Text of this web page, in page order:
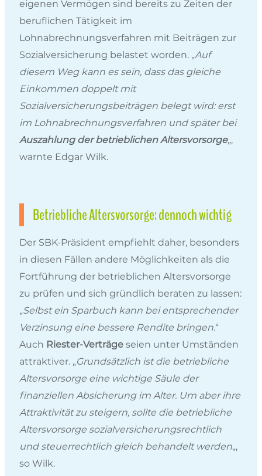
eigenen Vermögen sind bereits zu Zeiten der
beruflichen Tätigkeit im
Lohnabrechnungsverfahren mit Beiträgen zur
Sozialversicherung belastet worden. „Auf
diesem Weg kann es sein, dass das gleiche
Einkommen doppelt mit
Sozialversicherungsbeiträgen belegt wird: erst
im Lohnabrechnungsverfahren und später bei
Auszahlung der betrieblichen Altersvorsorge„,
warnte Edgar Wilk.
Betriebliche Altersvorsorge: dennoch wichtig
Der SBK-Präsident empfiehlt daher, besonders
in diesen Fällen andere Möglichkeiten als die
Fortführung der betrieblichen Altersvorsorge
zu prüfen und sich gründlich beraten zu lassen:
„Selbst ein Sparbuch kann bei entsprechender
Verzinsung eine bessere Rendite bringen.“
Auch Riester-Verträge seien unter Umständen
attraktiver. „Grundsätzlich ist die betriebliche
Altersvorsorge eine wichtige Säule der
finanziellen Absicherung im Alter. Um aber ihre
Attraktivität zu steigern, sollte die betriebliche
Altersvorsorge sozialversicherungsrechtlich
und steuerrechtlich gleich behandelt werden„,
so Wilk.